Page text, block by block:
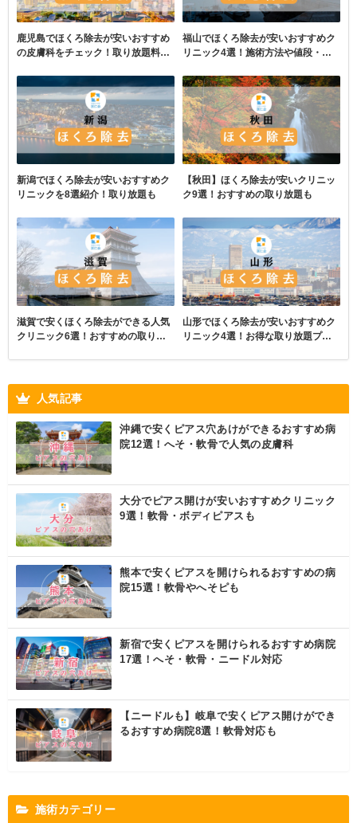
鹿児島でほくろ除去が安いおすすめ
の皮膚科をチェック！取り放題料金
福山でほくろ除去が安いおすすめク
リニック4選！施術方法や値段・取
新潟でほくろ除去が安いおすすめク
リニックを8選紹介！取り放題も
【秋田】ほくろ除去が安いクリニッ
ク9選！おすすめの取り放題も
滋賀で安くほくろ除去ができる人気
クリニック6選！おすすめの取り放
山形でほくろ除去が安いおすすめク
リニック4選！お得な取り放題プラ
人気記事
沖縄で安くピアス穴あけができるおすすめ病
院12選！へそ・軟骨で人気の皮膚科
大分でピアス開けが安いおすすめクリニック
9選！軟骨・ボディピアスも
熊本で安くピアスを開けられるおすすめの病
院15選！軟骨やへそピも
新宿で安くピアスを開けられるおすすめ病院
17選！へそ・軟骨・ニードル対応
【ニードルも】岐阜で安くピアス開けができ
るおすすめ病院8選！軟骨対応も
施術カテゴリー